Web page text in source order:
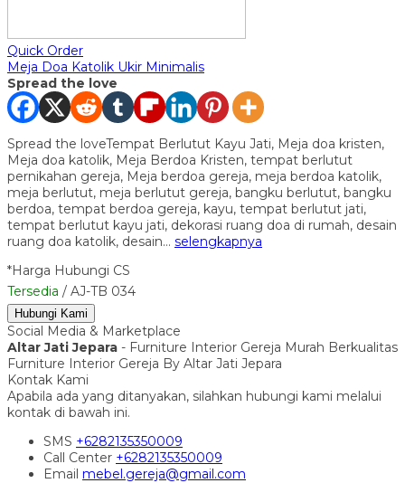
Quick Order
Meja Doa Katolik Ukir Minimalis
Spread the love
Spread the loveTempat Berlutut Kayu Jati, Meja doa kristen,
Meja doa katolik, Meja Berdoa Kristen, tempat berlutut
pernikahan gereja, Meja berdoa gereja, meja berdoa katolik,
meja berlutut, meja berlutut gereja, bangku berlutut, bangku
berdoa, tempat berdoa gereja, kayu, tempat berlutut jati,
tempat berlutut kayu jati, dekorasi ruang doa di rumah, desain
ruang doa katolik, desain… selengkapnya
*Harga Hubungi CS
Tersedia / AJ-TB 034
Hubungi Kami
Social Media & Marketplace
Altar Jati Jepara - Furniture Interior Gereja Murah Berkualitas
Furniture Interior Gereja By Altar Jati Jepara
Kontak Kami
Apabila ada yang ditanyakan, silahkan hubungi kami melalui
kontak di bawah ini.
SMS +6282135350009
Call Center +6282135350009
Email mebel.gereja@gmail.com